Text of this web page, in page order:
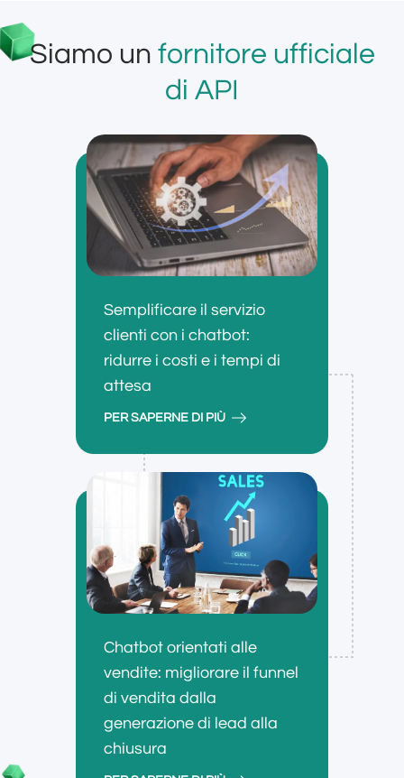
Siamo un fornitore ufficiale
di API
Semplificare il servizio
clienti con i chatbot:
ridurre i costi e i tempi di
attesa
PER SAPERNE DI PIÙ
Chatbot orientati alle
vendite: migliorare il funnel
di vendita dalla
generazione di lead alla
chiusura